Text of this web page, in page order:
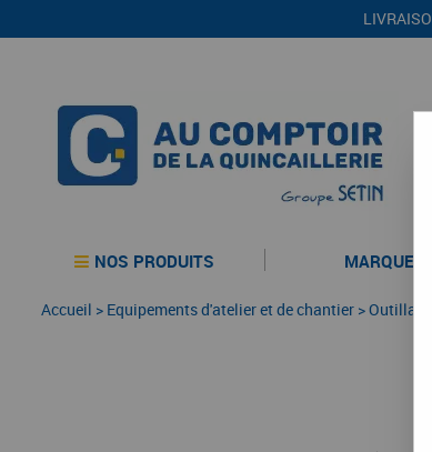
NOS PRODUITS MARQUES
Accueil > Equipements d'atelier et de chantier >